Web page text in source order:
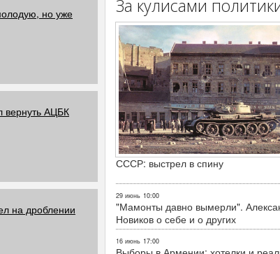
но уже
вернуть АЦБК
на дроблении
За кулисами
СССР: выстрел в спину
29 июнь 10:00
"Мамонты давно вымерли".
Новиков о себе и о других
16 июнь 17:00